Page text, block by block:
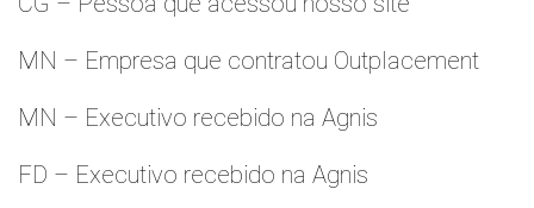
MN – Empresa que contratou Outplacement
MN – Executivo recebido na Agnis
FD – Executivo recebido na Agnis